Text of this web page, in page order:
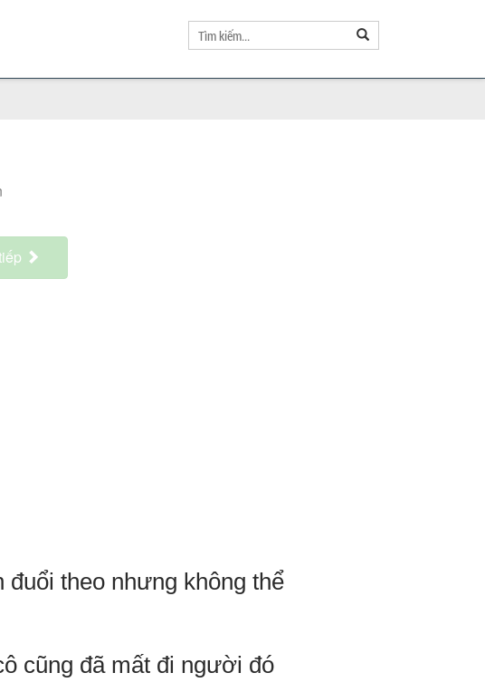
theo nhưng không thể
cũng đã mất đi người đó